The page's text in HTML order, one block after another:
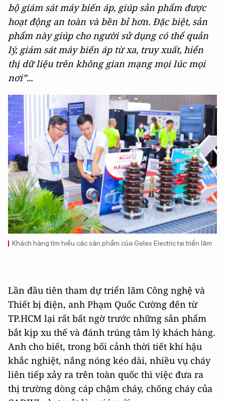
bộ giám sát máy biến áp, giúp sản phẩm được
hoạt động an toàn và bền bỉ hơn. Đặc biệt, sản
phẩm này giúp cho người sử dụng có thể quản
lý, giám sát máy biến áp từ xa, truy xuất, hiển
thị dữ liệu trên không gian mạng mọi lúc mọi
nơi”...
Khách hàng tìm hiểu các sản phẩm của Gelex Electric tại triển lãm
Lần đầu tiên tham dự triển lãm Công nghệ và
Thiết bị điện, anh Phạm Quốc Cường đến từ
TP.HCM lại rất bất ngờ trước những sản phẩm
bắt kịp xu thế và đánh trúng tâm lý khách hàng.
Anh cho biết, trong bối cảnh thời tiết khí hậu
khắc nghiệt, nắng nóng kéo dài, nhiều vụ cháy
liên tiếp xảy ra trên toàn quốc thì việc đưa ra
thị trường dòng cáp chậm cháy, chống cháy của